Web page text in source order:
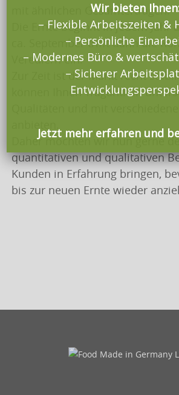
mit ähnlichen Gesamterträgen.
Die Ernte beginnt in jedem Jahr
ca. September trifft dann die
Veredlern ein.
Zur Zeit ist der Markt recht stabil
können Ihnen Traganth in
Daher möchten wir nun gerne
quantitativen und qualitativen
Kunden in Erfahrung bringen,
bis zur neuen Ernte wieder
Wir bieten
– Flexible Arbeitszeiten &
– Persönliche
– Modernes Büro &
– Sicherer
Jetzt mehr erfahren und